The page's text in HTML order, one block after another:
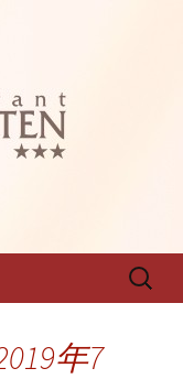
てん～」
検
年7